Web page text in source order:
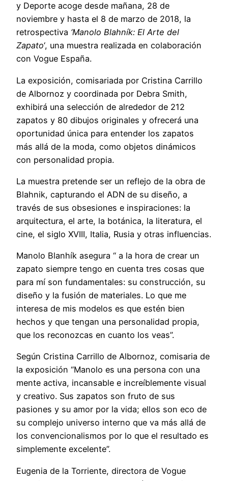
y Deporte acoge desde mañana, 28 de
noviembre y hasta el 8 de marzo de 2018, la
retrospectiva ‘Manolo Blahník: El Arte del
Zapato‘, una muestra realizada en colaboración
con Vogue España.
La exposición, comisariada por Cristina Carrillo
de Albornoz y coordinada por Debra Smith,
exhibirá una selección de alrededor de 212
zapatos y 80 dibujos originales y ofrecerá una
oportunidad única para entender los zapatos
más allá de la moda, como objetos dinámicos
con personalidad propia.
La muestra pretende ser un reflejo de la obra de
Blahnik, capturando el ADN de su diseño, a
través de sus obsesiones e inspiraciones: la
arquitectura, el arte, la botánica, la literatura, el
cine, el siglo XVIII, Italia, Rusia y otras influencias.
Manolo Blanhík asegura “ a la hora de crear un
zapato siempre tengo en cuenta tres cosas que
para mí son fundamentales: su construcción, su
diseño y la fusión de materiales. Lo que me
interesa de mis modelos es que estén bien
hechos y que tengan una personalidad propia,
que los reconozcas en cuanto los veas”.
Según Cristina Carrillo de Albornoz, comisaria de
la exposición “Manolo es una persona con una
mente activa, incansable e increíblemente visual
y creativo. Sus zapatos son fruto de sus
pasiones y su amor por la vida; ellos son eco de
su complejo universo interno que va más allá de
los convencionalismos por lo que el resultado es
simplemente excelente”.
Eugenia de la Torriente, directora de Vogue